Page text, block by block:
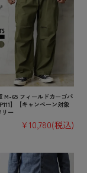
M-65 フィールドカーゴパ
】【キャンペーン対象
リー
¥10,780(税込)